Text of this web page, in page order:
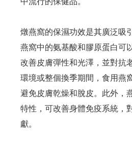
燉燕窩的保濕功效是其廣泛吸
燕窩中的氨基酸和膠原蛋白可
改善皮膚彈性和光澤，並對抗
環境或整個換季期間，食用燕
避免皮膚乾燥和脫皮。此外，
特性，可改善身體免疫系統，
獻。